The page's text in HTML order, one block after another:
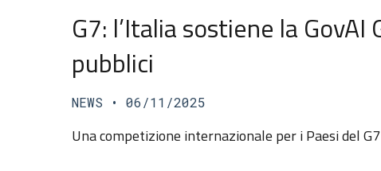
G7: l’Italia sostiene la
pubblici
NEWS • 06/11/2025
Una competizione internazionale per i Paesi del